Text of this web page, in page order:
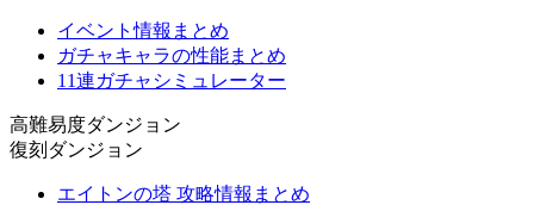
イベント情報まとめ
ガチャキャラの性能まとめ
11連ガチャシミュレーター
高難易度ダンジョン
復刻ダンジョン
エイトンの塔 攻略情報まとめ